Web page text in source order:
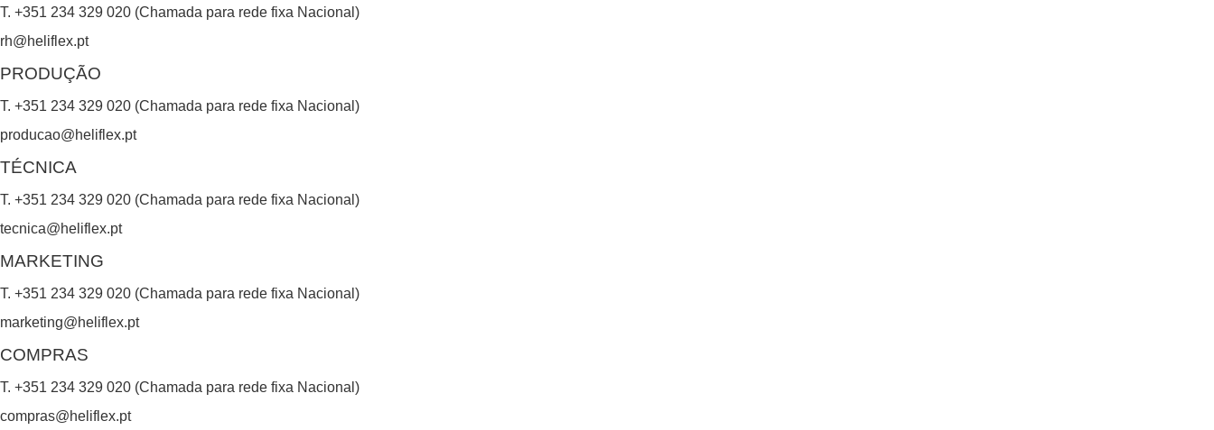
T. +351 234 329 020 (Chamada para rede fixa Nacional)
rh@heliflex.pt
PRODUÇÃO
T. +351 234 329 020 (Chamada para rede fixa Nacional)
producao@heliflex.pt
TÉCNICA
T. +351 234 329 020 (Chamada para rede fixa Nacional)
tecnica@heliflex.pt
MARKETING
T. +351 234 329 020 (Chamada para rede fixa Nacional)
marketing@heliflex.pt
COMPRAS
T. +351 234 329 020 (Chamada para rede fixa Nacional)
compras@heliflex.pt